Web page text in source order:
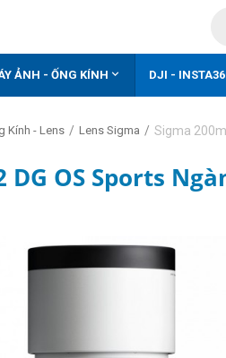
ẢNH - ỐNG KÍNH  DJI -
Kính - Lens / Lens Sigma / Sigma
OS Sports